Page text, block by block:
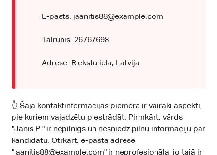
E-pasts: jaanitis88@example.com
Tālrunis: 26767698
Adrese: Riekstu iela, Latvija
👆 Šajā kontaktinformācijas piemērā ir vairāki aspekti,
pie kuriem vajadzētu piestrādāt. Pirmkārt, vārds
"Jānis P." ir nepilnīgs un nesniedz pilnu informāciju par
kandidātu. Otrkārt, e-pasta adrese
"jaanitis88@example.com" ir neprofesionāla, jo tajā ir